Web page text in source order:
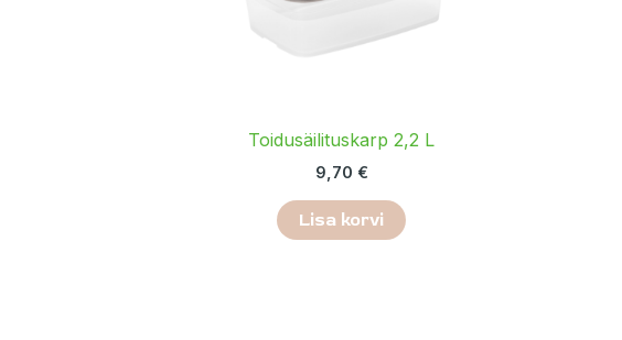
Toidusäilituskarp 2,2 L
9,70 €
Lisa korvi